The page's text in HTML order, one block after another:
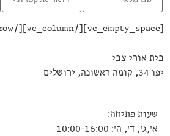
אורי צבי
פתיחה:
ד', ה': 10:00-16:00